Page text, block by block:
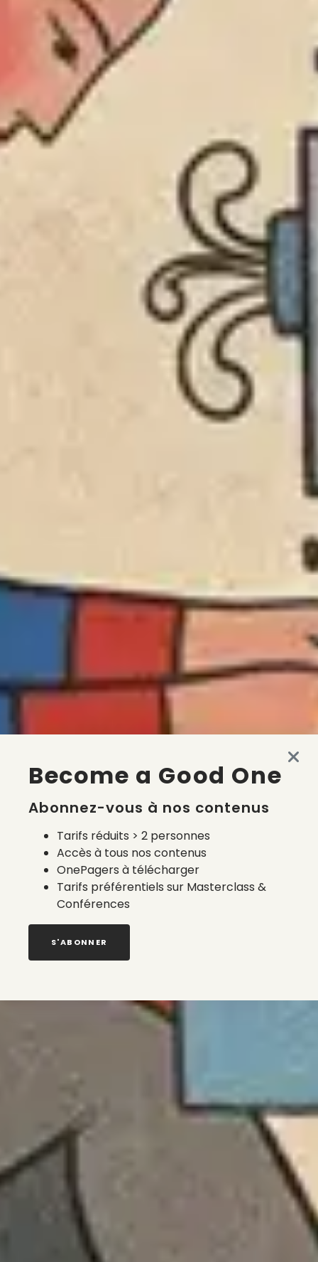
Become a Good One
Abonnez-vous à nos contenus
Tarifs réduits > 2 personnes
Accès à tous nos contenus
OnePagers à télécharger
Tarifs préférentiels sur Masterclass &
Conférences
S'ABONNER